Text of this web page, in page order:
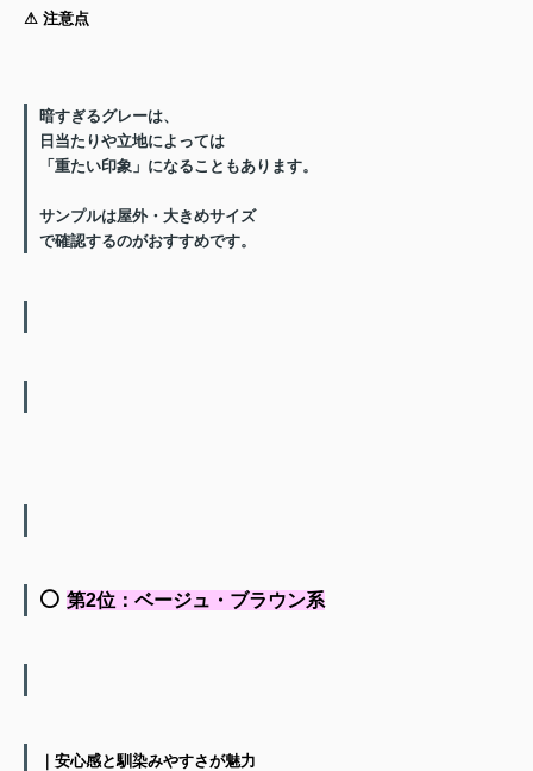
⚠︎ 注意点
暗すぎるグレーは、
日当たりや立地によっては
「重たい印象」になることもあります。
サンプルは屋外・大きめサイズ
で確認するのがおすすめです。
⚪️ 第2位：ベージュ・ブラウン系
｜安心感と馴染みやすさが魅力